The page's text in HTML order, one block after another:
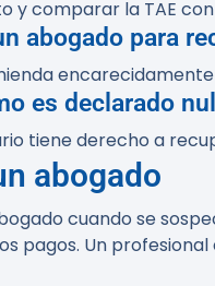
comparar la TAE
abogado para
es declarado
tiene derecho a
abogado
cuando se
pagos. Un